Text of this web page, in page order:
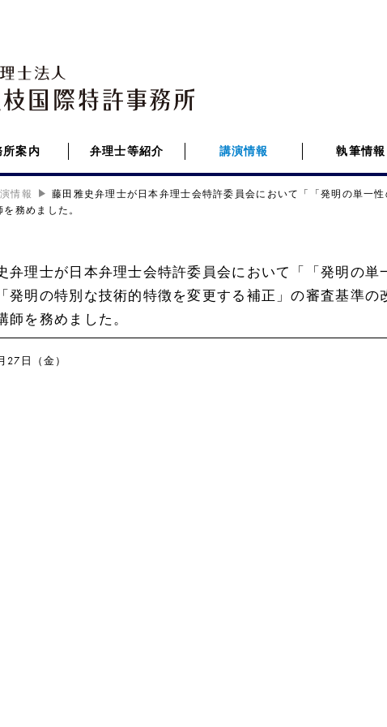
所案内 弁理士等紹介 講演情報 執筆情報
情報
藤田雅史弁理士が日本弁理士会特許委員会において「「発明の単一
務めました。
弁理士が日本弁理士会特許委員会において「「発明の単
発明の特別な技術的特徴を変更する補正」の審査基準の
師を務めました。
27日（金）